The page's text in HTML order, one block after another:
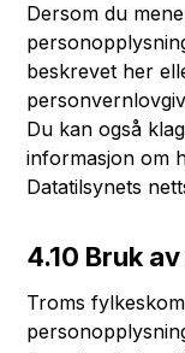
Dersom du
beskrevet her
Du kan også
informasjon om
Datatilsynets
4.10 Bruk
Troms